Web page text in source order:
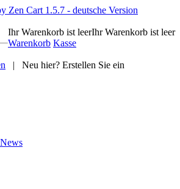
Ihr Warenkorb ist leer
Warenkorb Kasse
Ihr Warenkorb ist leer
|
Neu hier? Erstellen Sie ein